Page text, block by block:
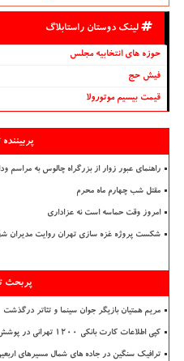
لینک دوستان راستابلاگ
حوزه های انتخابیه مجلس
فیش حج
قیمت بیسیم موتورولا
راهنمای عبور زوار از بزرگراه چالوس به مراسم
مقتل شب چهارم ماه محرم
امروز وقت حماسه است نه عزاداری
شکست پروژه غزه سازی تهران روایت مدیران
پربحث
مریم همتیان بازیگر جوان سینما و تئاتر درگذشت
کپی اطلاعات کارت بانکی ۱۲۰۰ تهرانی در پوشش فروشنده میوه
ترافیک سنگین در جاده های شمال مسیرهای